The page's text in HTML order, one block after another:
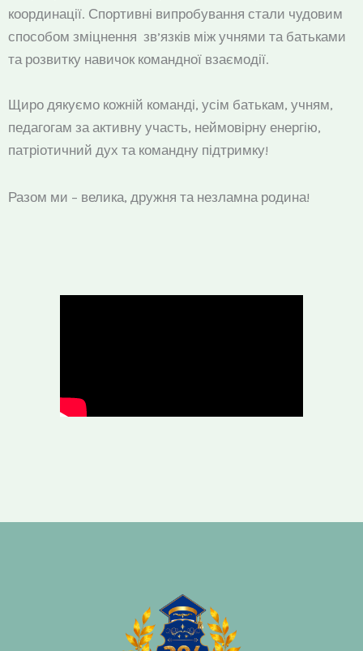
координації. Спортивні випробування стали чудовим
способом зміцнення зв’язків між учнями та батьками
та розвитку навичок командної взаємодії.
Щиро дякуємо кожній команді, усім батькам, учням,
педагогам за активну участь, неймовірну енергію,
патріотичний дух та командну підтримку!
Разом ми – велика, дружня та незламна родина!